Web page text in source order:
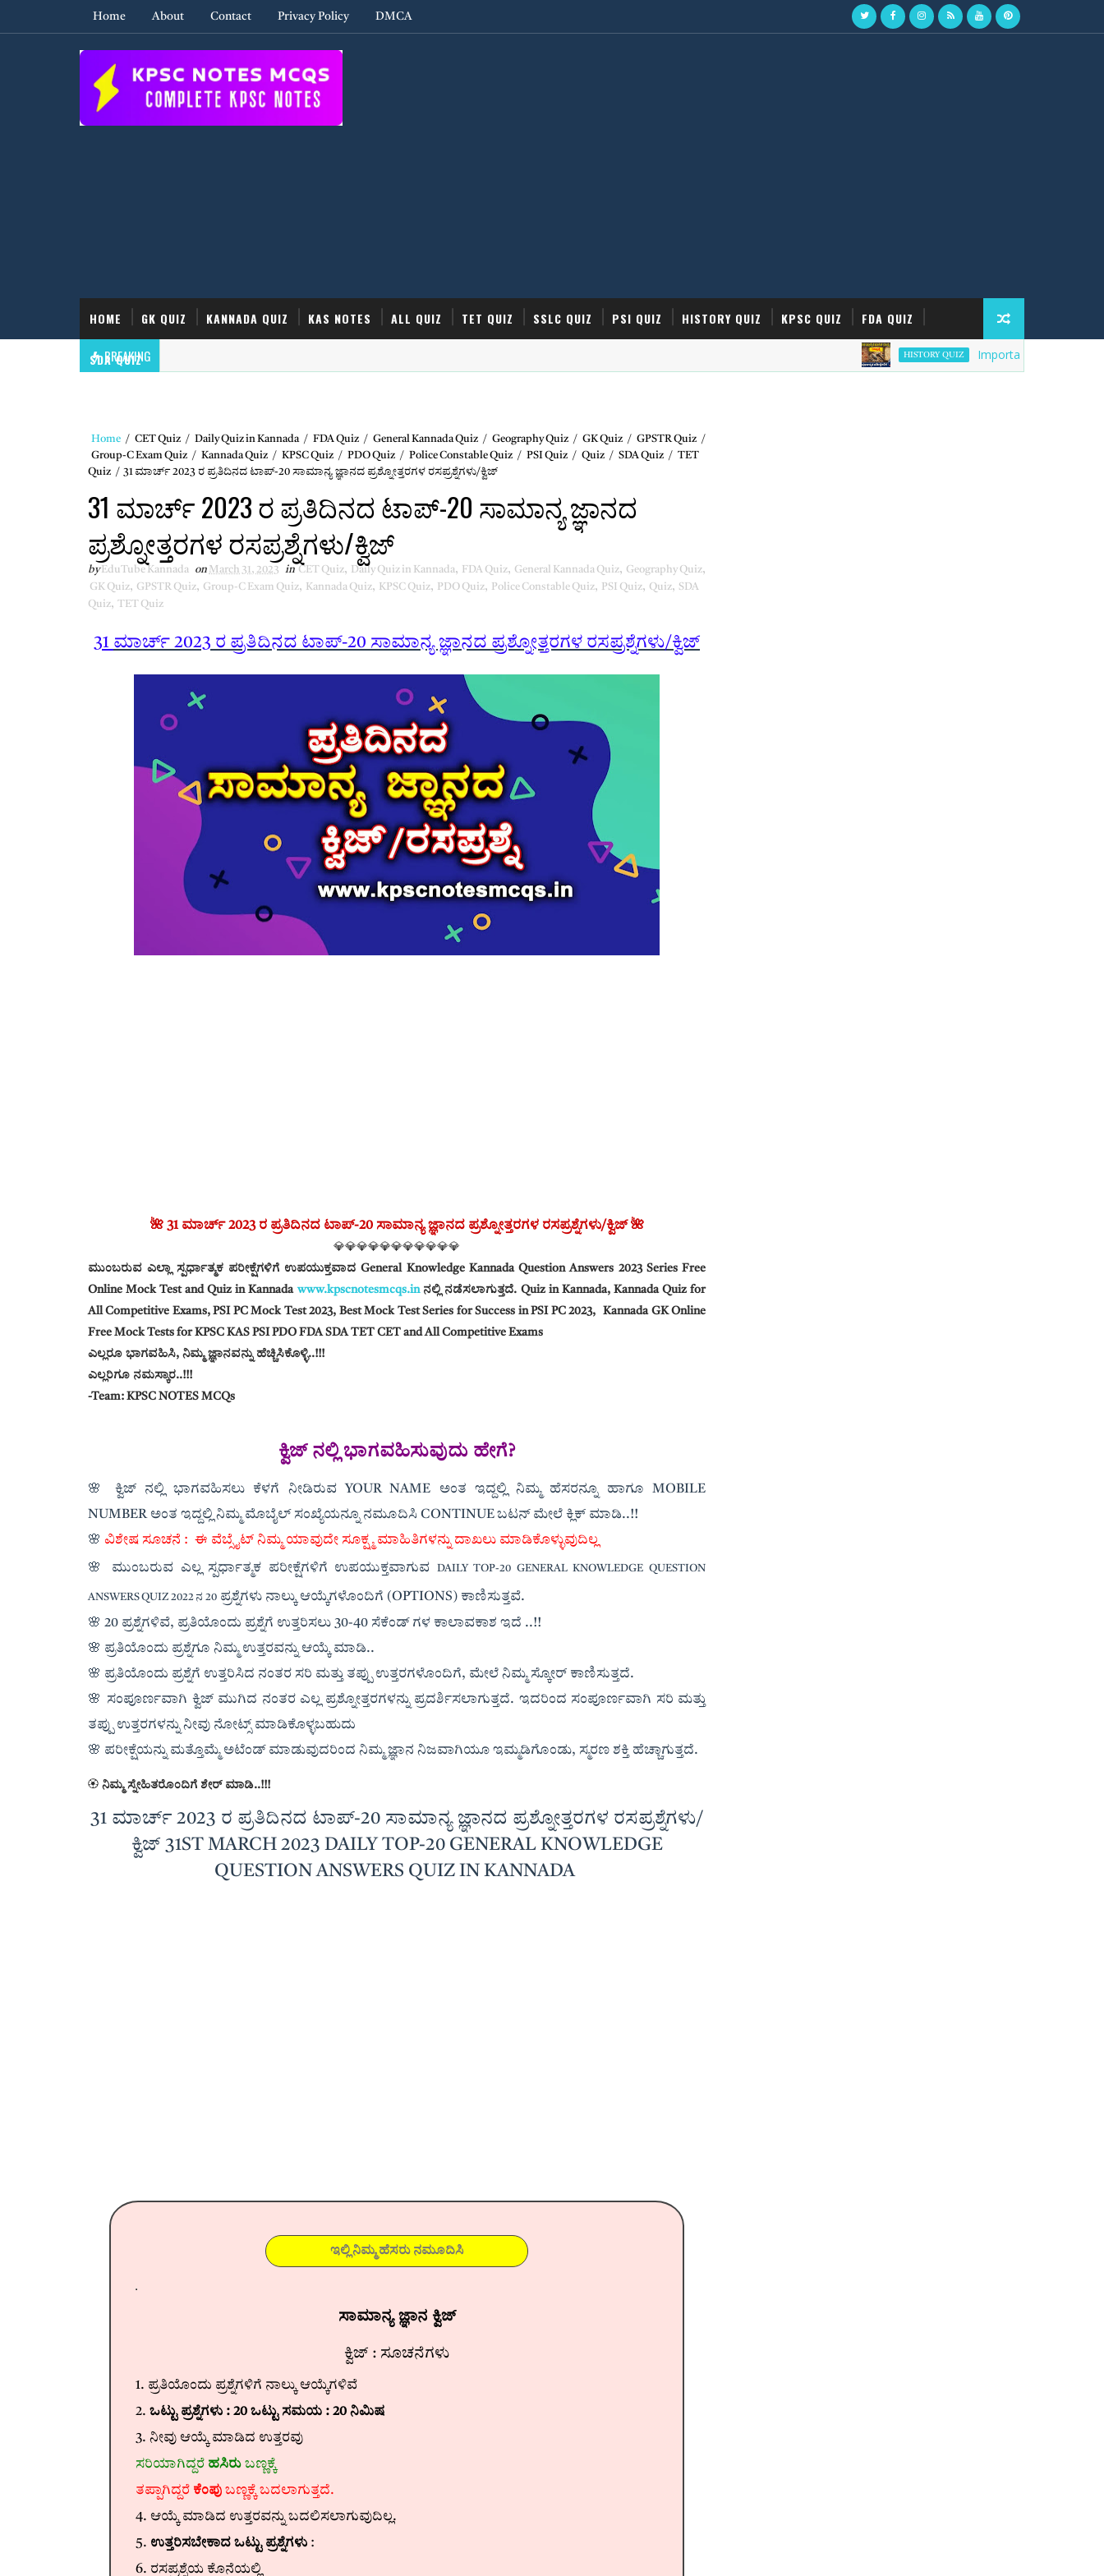
Home About Contact Privacy Policy DMCA
HOME GK QUIZ KANNADA QUIZ KAS NOTES ALL QUIZ TET QUIZ SSLC QUIZ PSI QUIZ HISTORY QUIZ KPSC QUIZ FDA QUIZ
SDA QUIZ
BREAKING HISTORY QUIZ Important Top-50 History of
Home / CET Quiz / Daily Quiz in Kannada / FDA Quiz / General Kannada Quiz / Geography Quiz / GK Quiz / GPSTR Quiz /
Group-C Exam Quiz / Kannada Quiz / KPSC Quiz / PDO Quiz / Police Constable Quiz / PSI Quiz / Quiz / SDA Quiz / TET
Quiz / 31 ಮಾರ್ಚ್ 2023 ರ ಪ್ರತಿದಿನದ ಟಾಪ್-20 ಸಾಮಾನ್ಯ ಜ್ಞಾನದ ಪ್ರಶ್ನೋತ್ತರಗಳ ರಸಪ್ರಶ್ನೆಗಳು/ಕ್ವಿಜ್
31 ಮಾರ್ಚ್ 2023 ರ ಪ್ರತಿದಿನದ ಟಾಪ್-20 ಸಾಮಾನ್ಯ ಜ್ಞಾನದ
ಪ್ರಶ್ನೋತ್ತರಗಳ ರಸಪ್ರಶ್ನೆಗಳು/ಕ್ವಿಜ್
by EduTube Kannada on March 31, 2023 in CET Quiz, Daily Quiz in Kannada, FDA Quiz, General Kannada Quiz, Geography Quiz,
GK Quiz, GPSTR Quiz, Group-C Exam Quiz, Kannada Quiz, KPSC Quiz, PDO Quiz, Police Constable Quiz, PSI Quiz, Quiz, SDA
Quiz, TET Quiz
31 ಮಾರ್ಚ್ 2023 ರ ಪ್ರತಿದಿನದ ಟಾಪ್-20 ಸಾಮಾನ್ಯ ಜ್ಞಾನದ ಪ್ರಶ್ನೋತ್ತರಗಳ ರಸಪ್ರಶ್ನೆಗಳು/ಕ್ವಿಜ್
🌺 31 ಮಾರ್ಚ್ 2023 ರ ಪ್ರತಿದಿನದ ಟಾಪ್-20 ಸಾಮಾನ್ಯ ಜ್ಞಾನದ ಪ್ರಶ್ನೋತ್ತರಗಳ ರಸಪ್ರಶ್ನೆಗಳು/ಕ್ವಿಜ್ 🌺
💎💎💎💎💎💎💎💎💎💎💎
ಮುಂಬರುವ ಎಲ್ಲಾ ಸ್ಪರ್ಧಾತ್ಮಕ ಪರೀಕ್ಷೆಗಳಿಗೆ ಉಪಯುಕ್ತವಾದ General Knowledge Kannada Question Answers 2023 Series Free
Online Mock Test and Quiz in Kannadawww.kpscnotesmcqs.inನಲ್ಲಿ ನಡೆಸಲಾಗುತ್ತದೆ‌. Quiz in Kannada, Kannada Quiz for
All Competitive Exams, PSI PC Mock Test 2023, Best Mock Test Series for Success in PSI PC 2023,Kannada GK Online
Free Mock Tests for KPSC KAS PSI PDO FDA SDA TET CET and All Competitive Exams
ಎಲ್ಲರೂ ಭಾಗವಹಿಸಿ, ನಿಮ್ಮ ಜ್ಞಾನವನ್ನು ಹೆಚ್ಚಿಸಿಕೊಳ್ಳಿ..!!!
ಎಲ್ಲರಿಗೂ ನಮಸ್ಕಾರ..!!!
-Team: KPSC NOTES MCQs
ಕ್ವಿಜ್ ನಲ್ಲಿ‌ ಭಾಗವಹಿಸುವುದು ಹೇಗೆ?
🌸 ಕ್ವಿಜ್ ನಲ್ಲಿ ಭಾಗವಹಿಸಲು ಕೆಳಗೆ ನೀಡಿರುವ YOUR NAME ಅಂತ ಇದ್ದಲ್ಲಿ ನಿಮ್ಮ ಹೆಸರನ್ನೂ ಹಾಗೂ MOBILE
NUMBER ಅಂತ ಇದ್ದಲ್ಲಿ ನಿಮ್ಮ ಮೊಬೈಲ್ ಸಂಖ್ಯೆಯನ್ನೂ ನಮೂದಿಸಿ CONTINUE ಬಟನ್ ಮೇಲೆ ಕ್ಲಿಕ್ ಮಾಡಿ..!!
🌸 ವಿಶೇಷ ಸೂಚನೆ : ಈ ವೆಬ್ಸೈಟ್ ನಿಮ್ಮ ಯಾವುದೇ ಸೂಕ್ಷ್ಮ ಮಾಹಿತಿಗಳನ್ನು ದಾಖಲು ಮಾಡಿಕೊಳ್ಳುವುದಿಲ್ಲ
🌸 ಮುಂಬರುವ ಎಲ್ಲ ಸ್ಪರ್ಧಾತ್ಮಕ ಪರೀಕ್ಷೆಗಳಿಗೆ ಉಪಯುಕ್ತವಾಗುವ DAILY TOP-20 GENERAL KNOWLEDGE QUESTION
ANSWERS QUIZ 2022 ನ 20 ಪ್ರಶ್ನೆಗಳು ನಾಲ್ಕು ಆಯ್ಕೆಗಳೊಂದಿಗೆ (OPTIONS) ಕಾಣಿಸುತ್ತವೆ.
🌸 20 ಪ್ರಶ್ನೆಗಳಿವೆ, ಪ್ರತಿಯೊಂದು ಪ್ರಶ್ನೆಗೆ ಉತ್ತರಿಸಲು 30-40 ಸೆಕೆಂಡ್ ಗಳ ಕಾಲಾವಕಾಶ ಇದೆ ..!!
🌸 ಪ್ರತಿಯೊಂದು ಪ್ರಶ್ನೆಗೂ ನಿಮ್ಮ ಉತ್ತರವನ್ನು ಆಯ್ಕೆ ಮಾಡಿ..
🌸 ಪ್ರತಿಯೊಂದು ಪ್ರಶ್ನೆಗೆ ಉತ್ತರಿಸಿದ ನಂತರ ಸರಿ ಮತ್ತು ತಪ್ಪು ಉತ್ತರಗಳೊಂದಿಗೆ, ಮೇಲೆ ನಿಮ್ಮ ಸ್ಕೋರ್ ಕಾಣಿಸುತ್ತದೆ.
🌸 ಸಂಪೂರ್ಣವಾಗಿ ಕ್ವಿಜ್ ಮುಗಿದ ನಂತರ ಎಲ್ಲ ಪ್ರಶ್ನೋತ್ತರಗಳನ್ನು ಪ್ರದರ್ಶಿಸಲಾಗುತ್ತದೆ. ಇದರಿಂದ ಸಂಪೂರ್ಣವಾಗಿ ಸರಿ ಮತ್ತು
ತಪ್ಪು ಉತ್ತರಗಳನ್ನು ನೀವು ನೋಟ್ಸ್ ಮಾಡಿಕೊಳ್ಳಬಹುದು
🌸 ಪರೀಕ್ಷೆಯನ್ನು ಮತ್ತೊಮ್ಮೆ ಅಟೆಂಡ್ ಮಾಡುವುದರಿಂದ ನಿಮ್ಮ ಜ್ಞಾನ ನಿಜವಾಗಿಯೂ ಇಮ್ಮಡಿಗೊಂಡು, ಸ್ಮರಣ ಶಕ್ತಿ ಹೆಚ್ಚಾಗುತ್ತದೆ.
🏵 ನಿಮ್ಮ ಸ್ನೇಹಿತರೊಂದಿಗೆ ಶೇರ್ ಮಾಡಿ..!!!
31 ಮಾರ್ಚ್ 2023 ರ ಪ್ರತಿದಿನದ ಟಾಪ್-20 ಸಾಮಾನ್ಯ ಜ್ಞಾನದ ಪ್ರಶ್ನೋತ್ತರಗಳ ರಸಪ್ರಶ್ನೆಗಳು/
ಕ್ವಿಜ್ 31ST MARCH 2023 DAILY TOP-20 GENERAL KNOWLEDGE
QUESTION ANSWERS QUIZ IN KANNADA
ಸಾಮಾನ್ಯ ಜ್ಞಾನ ಕ್ವಿಜ್
ಕ್ವಿಜ್ : ಸೂಚನೆಗಳು
1. ಪ್ರತಿಯೊಂದು ಪ್ರಶ್ನೆಗಳಿಗೆ ನಾಲ್ಕು ಆಯ್ಕೆಗಳಿವೆ
2. ಒಟ್ಟು ಪ್ರಶ್ನೆಗಳು : 20 ಒಟ್ಟು ಸಮಯ : 20 ನಿಮಿಷ
3. ನೀವು ಆಯ್ಕೆ ಮಾಡಿದ ಉತ್ತರವು
ಸರಿಯಾಗಿದ್ದರೆ ಹಸಿರು ಬಣ್ಣಕ್ಕೆ
ತಪ್ಪಾಗಿದ್ದರೆ ಕೆಂಪು ಬಣ್ಣಕ್ಕೆ ಬದಲಾಗುತ್ತದೆ.
4. ಆಯ್ಕೆ ಮಾಡಿದ ಉತ್ತರವನ್ನು ಬದಲಿಸಲಾಗುವುದಿಲ್ಲ.
5. ಉತ್ತರಿಸಬೇಕಾದ ಒಟ್ಟು ಪ್ರಶ್ನೆಗಳು :
6. ರಸಪ್ರಶ್ನೆಯ ಕೊನೆಯಲ್ಲಿ